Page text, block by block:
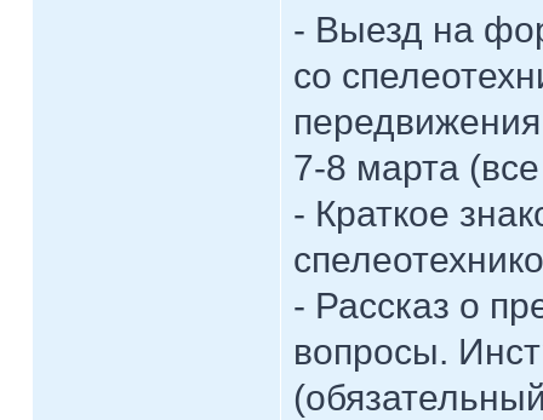
- Выезд на
со
7-8 марта
- Краткое
- Рассказ о
вопросы.